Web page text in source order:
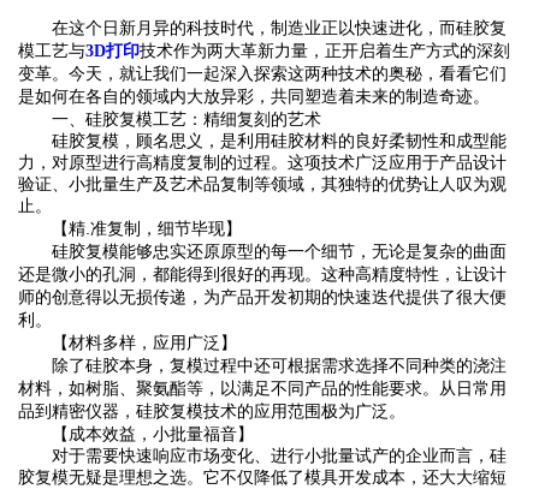
在这个日新月异的科技时代，制造业正以快速进化，而硅胶复
模工艺与3D打印技术作为两大革新力量，正开启着生产方式的深刻
变革。今天，就让我们一起深入探索这两种技术的奥秘，看看它们
是如何在各自的领域内大放异彩，共同塑造着未来的制造奇迹。
‌一、硅胶复模工艺：精细复刻的艺术‌
硅胶复模，顾名思义，是利用硅胶材料的良好柔韧性和成型能
力，对原型进行高精度复制的过程。这项技术广泛应用于产品设计
验证、小批量生产及艺术品复制等领域，其独特的优势让人叹为观
止。
‌【精.准复制，细节毕现】‌
硅胶复模能够忠实还原原型的每一个细节，无论是复杂的曲面
还是微小的孔洞，都能得到很好的再现。这种高精度特性，让设计
师的创意得以无损传递，为产品开发初期的快速迭代提供了很大便
利。
‌【材料多样，应用广泛】‌
除了硅胶本身，复模过程中还可根据需求选择不同种类的浇注
材料，如树脂、聚氨酯等，以满足不同产品的性能要求。从日常用
品到精密仪器，硅胶复模技术的应用范围极为广泛。
‌【成本效益，小批量福音】‌
对于需要快速响应市场变化、进行小批量试产的企业而言，硅
胶复模无疑是理想之选。它不仅降低了模具开发成本，还大大缩短